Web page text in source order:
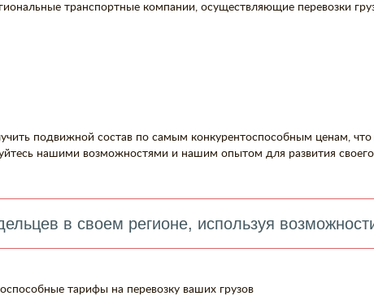
транспортные компании, осуществляющие перевозки
подвижной состав по самым конкурентоспособным ценам,
нашими возможностями и нашим опытом для развития своего
в своем регионе, используя
тарифы на перевозку ваших грузов